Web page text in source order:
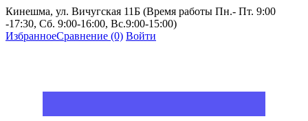
Кинешма, ул. Вичугская 11Б (Время работы Пн.- Пт. 9:00
-17:30, Сб. 9:00-16:00, Вс.9:00-15:00)
ИзбранноеСравнение (0) Войти